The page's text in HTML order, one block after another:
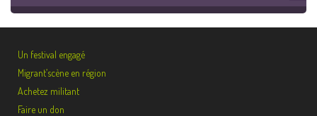
Un festival engagé
Migrant’scène en région
Achetez militant
Faire un don